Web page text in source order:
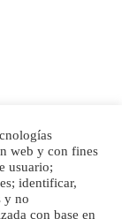
06/07/2025 ZONA
web y con fines
usuario;
identificar,
y no
con base en